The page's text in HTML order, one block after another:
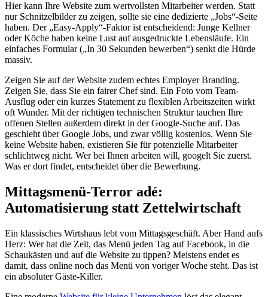
Hier kann Ihre Website zum wertvollsten Mitarbeiter werden. Statt
nur Schnitzelbilder zu zeigen, sollte sie eine dedizierte „Jobs“-Seite
haben. Der „Easy-Apply“-Faktor ist entscheidend: Junge Kellner
oder Köche haben keine Lust auf ausgedruckte Lebensläufe. Ein
einfaches Formular („In 30 Sekunden bewerben“) senkt die Hürde
massiv.
Zeigen Sie auf der Website zudem echtes Employer Branding.
Zeigen Sie, dass Sie ein fairer Chef sind. Ein Foto vom Team-
Ausflug oder ein kurzes Statement zu flexiblen Arbeitszeiten wirkt
oft Wunder. Mit der richtigen technischen Struktur tauchen Ihre
offenen Stellen außerdem direkt in der Google-Suche auf. Das
geschieht über Google Jobs, und zwar völlig kostenlos. Wenn Sie
keine Website haben, existieren Sie für potenzielle Mitarbeiter
schlichtweg nicht. Wer bei Ihnen arbeiten will, googelt Sie zuerst.
Was er dort findet, entscheidet über die Bewerbung.
Mittagsmenü-Terror adé:
Automatisierung statt Zettelwirtschaft
Ein klassisches Wirtshaus lebt vom Mittagsgeschäft. Aber Hand aufs
Herz: Wer hat die Zeit, das Menü jeden Tag auf Facebook, in die
Schaukästen und auf die Website zu tippen? Meistens endet es
damit, dass online noch das Menü von voriger Woche steht. Das ist
ein absoluter Gäste-Killer.